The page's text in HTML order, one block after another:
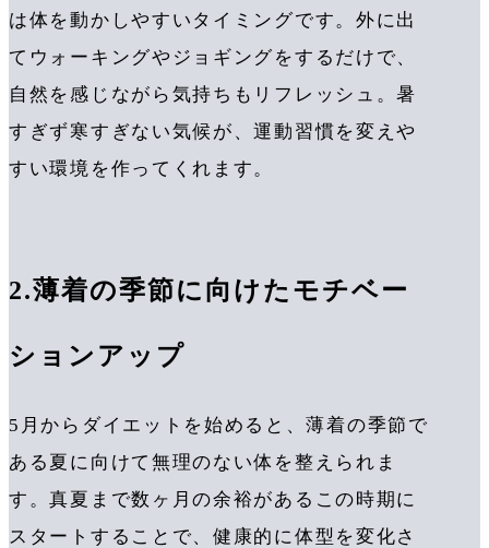
は体を動かしやすいタイミングです。外に出
てウォーキングやジョギングをするだけで、
自然を感じながら気持ちもリフレッシュ。暑
すぎず寒すぎない気候が、運動習慣を変えや
すい環境を作ってくれます。
2.薄着の季節に向けたモチベー
ションアップ
5月からダイエットを始めると、薄着の季節で
ある夏に向けて無理のない体を整えられま
す。真夏まで数ヶ月の余裕があるこの時期に
スタートすることで、健康的に体型を変化さ